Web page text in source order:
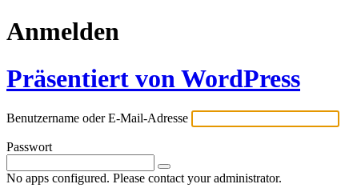
Anmelden
Präsentiert von WordPress
Benutzername oder E-Mail-Adresse
Passwort
No apps configured. Please contact your administrator.